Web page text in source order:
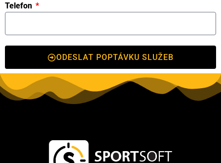
Telefon
ODESLAT POPTÁVKU SLUŽEB